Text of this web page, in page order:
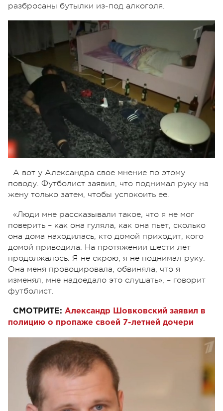
разбросаны бутылки из-под алкоголя.
А вот у Александра свое мнение по этому
поводу. Футболист заявил, что поднимал руку на
жену только затем, чтобы успокоить ее.
«Люди мне рассказывали такое, что я не мог
поверить – как она гуляла, как она пьет, сколько
она дома находилась, кто домой приходит, кого
домой приводила. На протяжении шести лет
продолжалось. Я не скрою, я не поднимал руку.
Она меня провоцировала, обвиняла, что я
изменял, мне надоедало это слушать», – говорит
футболист.
СМОТРИТЕ: Александр Шовковский заявил в
полицию о пропаже своей 7-летней дочери